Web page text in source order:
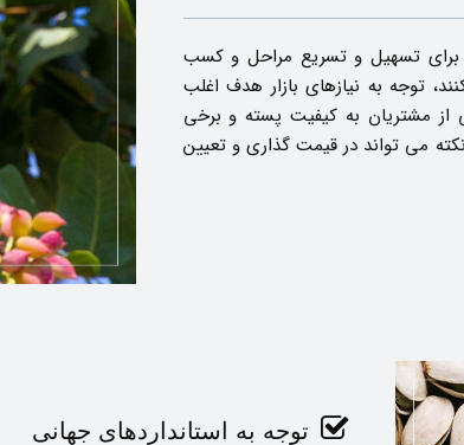
برای تسهیل و تسریع مراحل و کسب
توجه به نیازهای بازار هدف اغلب
مشتریان به کیفیت پسته و برخی
می تواند در قیمت گذاری و تعیین
توجه به استانداردهای جهانی